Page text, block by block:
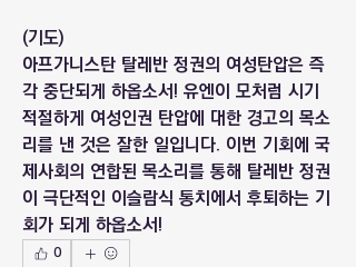
(기도)
아프가니스탄 탈레반 정권의 여성탄압은 즉
각 중단되게 하옵소서! 유엔이 모처럼 시기
적절하게 여성인권 탄압에 대한 경고의 목소
리를 낸 것은 잘한 일입니다. 이번 기회에 국
제사회의 연합된 목소리를 통해 탈레반 정권
이 극단적인 이슬람식 통치에서 후퇴하는 기
회가 되게 하옵소서!
0